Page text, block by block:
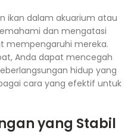
ikan dalam akuarium atau
dan mengatasi
mempengaruhi mereka.
Anda dapat mencegah
hidup yang
cara yang efektif untuk
yang Stabil